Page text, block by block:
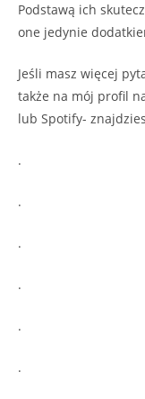
Podstawą ich
one jedynie
Jeśli masz więcej
także na mój profil
lub Spotify-
.
.
.
.
.
.